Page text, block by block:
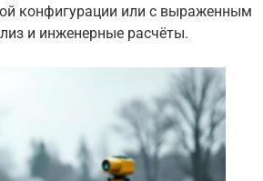
конфигурации или с выраженным
и инженерные расчёты.